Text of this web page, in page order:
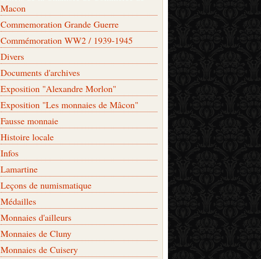
Macon
Commemoration Grande Guerre
Commémoration WW2 / 1939-1945
Divers
Documents d'archives
Exposition "Alexandre Morlon"
Exposition "Les monnaies de Mâcon"
Fausse monnaie
Histoire locale
Infos
Lamartine
Leçons de numismatique
Médailles
Monnaies d'ailleurs
Monnaies de Cluny
Monnaies de Cuisery